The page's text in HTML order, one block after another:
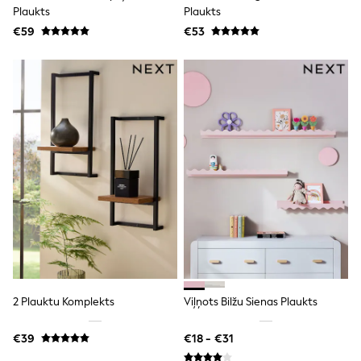
Smiggle
All Accessories
All Bags & Backpacks
Girls Bags
Boys Bags
Lunchbags
Drink Bottles
Stationery
Jumpers
Polo Shirts
T-Shirts
Bags
Blouses
Shirts
Polo Shirts
HOLIDAY SHOP
Women's Holiday Shop
All Swimwear
All Beachwear
Bags & Accessories
Beach Dresses & Kaftans
Plaukts
€59
Plaukts
€53
2 Plauktu Komplekts
€39
Viļņots Bilžu Sienas Plaukts
€18 - €31